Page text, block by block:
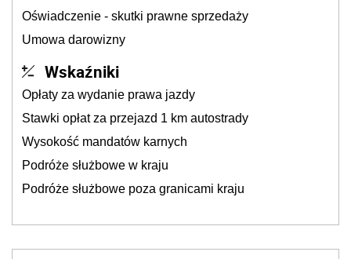
Oświadczenie - skutki prawne sprzedaży
Umowa darowizny
Wskaźniki
Opłaty za wydanie prawa jazdy
Stawki opłat za przejazd 1 km autostrady
Wysokość mandatów karnych
Podróże służbowe w kraju
Podróże służbowe poza granicami kraju